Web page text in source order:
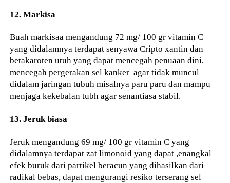
12. Markisa
Buah markisaa mengandung 72 mg/ 100 gr vitamin C
yang didalamnya terdapat senyawa Cripto xantin dan
betakaroten utuh yang dapat mencegah penuaan dini,
mencegah pergerakan sel kanker agar tidak muncul
didalam jaringan tubuh misalnya paru paru dan mampu
menjaga kekebalan tubh agar senantiasa stabil.
13. Jeruk biasa
Jeruk mengandung 69 mg/ 100 gr vitamin C yang
didalamnya terdapat zat limonoid yang dapat ,enangkal
efek buruk dari partikel beracun yang dihasilkan dari
radikal bebas, dapat mengurangi resiko terserang sel